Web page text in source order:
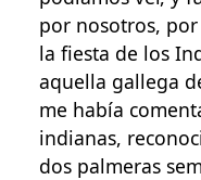
por nosotros,
la fiesta de los
aquella gallega
me había
indianas,
dos palmeras